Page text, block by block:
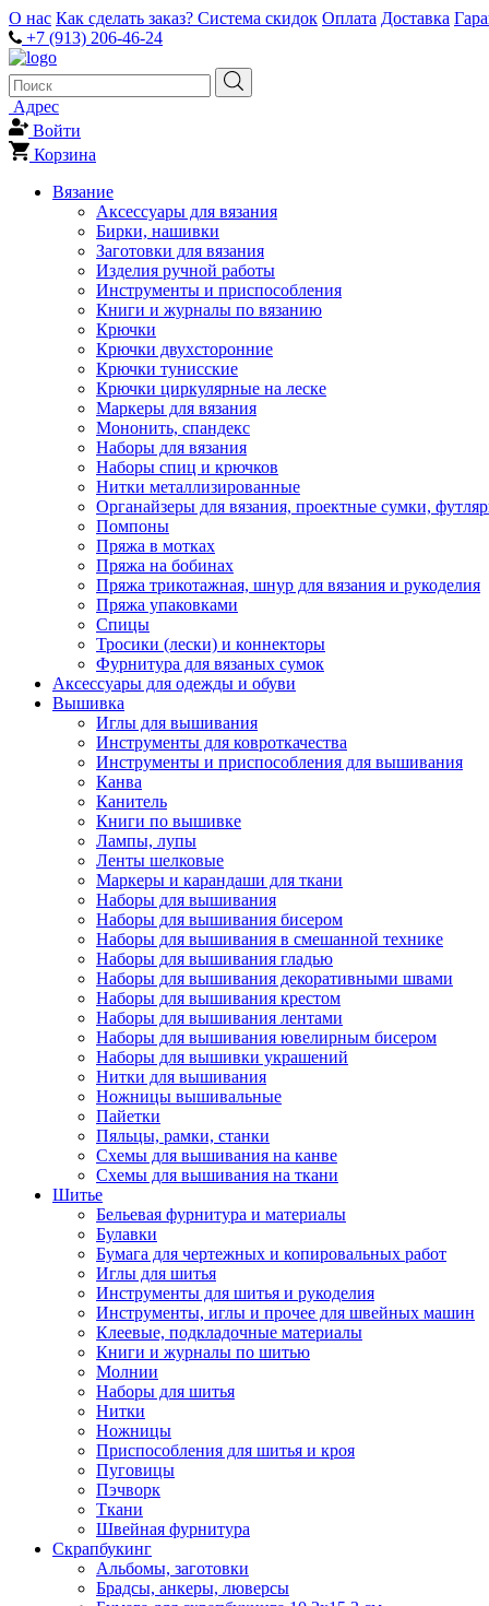
О нас Как сделать заказ? Система скидок Оплата Доставка
+7 (913) 206-46-24
Адрес
Войти
Корзина
Вязание
Аксессуары для вязания
Бирки, нашивки
Заготовки для вязания
Изделия ручной работы
Инструменты и приспособления
Книги и журналы по вязанию
Крючки
Крючки двухсторонние
Крючки тунисские
Крючки циркулярные на леске
Маркеры для вязания
Мононить, спандекс
Наборы для вязания
Наборы спиц и крючков
Нитки металлизированные
Органайзеры для вязания, проектные сумки,
Помпоны
Пряжа в мотках
Пряжа на бобинах
Пряжа трикотажная, шнур для вязания и рукоделия
Пряжа упаковками
Спицы
Тросики (лески) и коннекторы
Фурнитура для вязаных сумок
Аксессуары для одежды и обуви
Вышивка
Иглы для вышивания
Инструменты для ковроткачества
Инструменты и приспособления для вышивания
Канва
Канитель
Книги по вышивке
Лампы, лупы
Ленты шелковые
Маркеры и карандаши для ткани
Наборы для вышивания
Наборы для вышивания бисером
Наборы для вышивания в смешанной технике
Наборы для вышивания гладью
Наборы для вышивания декоративными швами
Наборы для вышивания крестом
Наборы для вышивания лентами
Наборы для вышивания ювелирным бисером
Наборы для вышивки украшений
Нитки для вышивания
Ножницы вышивальные
Пайетки
Пяльцы, рамки, станки
Схемы для вышивания на канве
Схемы для вышивания на ткани
Шитье
Бельевая фурнитура и материалы
Булавки
Бумага для чертежных и копировальных работ
Иглы для шитья
Инструменты для шитья и рукоделия
Инструменты, иглы и прочее для швейных машин
Клеевые, подкладочные материалы
Книги и журналы по шитью
Молнии
Наборы для шитья
Нитки
Ножницы
Приспособления для шитья и кроя
Пуговицы
Пэчворк
Ткани
Швейная фурнитура
Скрапбукинг
Альбомы, заготовки
Брадсы, анкеры, люверсы